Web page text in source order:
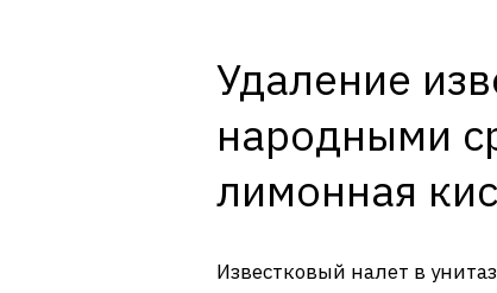
Удаление
народными
лимонная
Известковый налет в